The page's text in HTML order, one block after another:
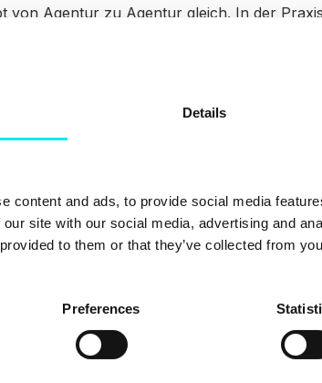
Details
content and ads, to provide social media
site with our social media, advertising and
to them or that they’ve collected from
Preferences
von Agentur zu Agentur gleich. In der
oder ein Aktions-System, um zu
die Vorteile
kein Zweifel daran, dass monatliche
Wenn Sie einen Retainer unterschreiben,
und im nächsten Monat stehen.